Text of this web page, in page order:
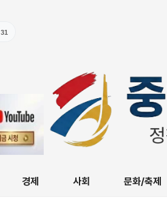
32
경제 사회 문화/축제